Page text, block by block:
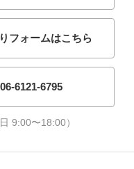
フォームはこちら
6121-6795
9:00〜18:00）